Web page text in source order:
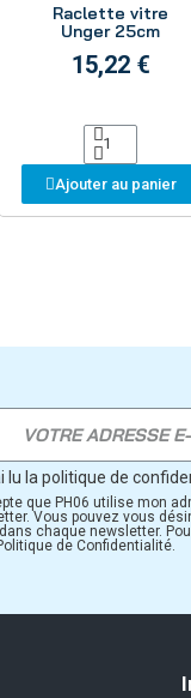
Raclette vitre
Unger 25cm
15,22 €
Ajouter au panier
lu la politique de
que PH06 utilise mon
Vous pouvez vous
chaque newsletter.
de Confidentialité.